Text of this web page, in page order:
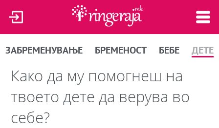
ЗАБРЕМЕНУВАЊЕ БРЕМЕНОСТ БЕБЕ ДЕТЕ
Како да му помогнеш на
твоето дете да верува во
себе?